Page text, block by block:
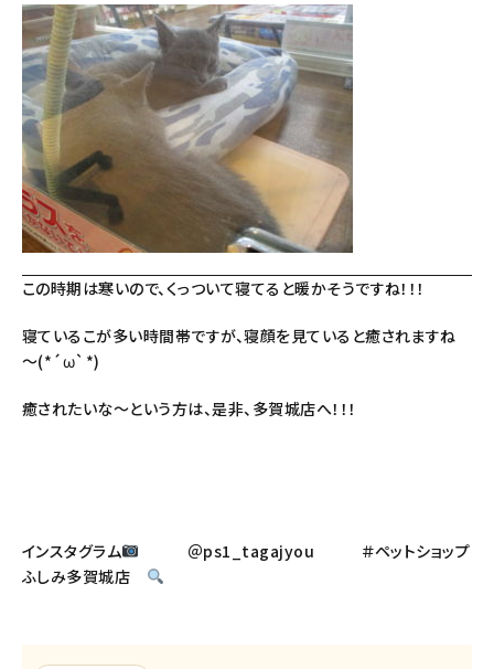
この時期は寒いので、くっついて寝てると暖かそうですね！！！
寝ているこが多い時間帯ですが、寝顔を見ていると癒されますね
～(*´ω`*)
癒されたいな～という方は、是非、多賀城店へ！！！
インスタグラム
＠ps1_tagajyou ＃ペットショップ
ふしみ多賀城店